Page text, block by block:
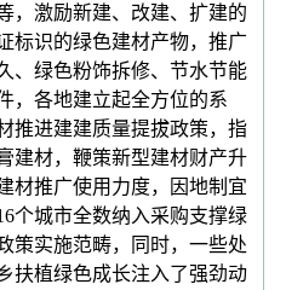
，激励新建、改建、扩建的
标识的绿色建材产物，推广
、绿色粉饰拆修、节水节能
，各地建立起全方位的系
推进建建质量提拔政策，指
建材，鞭策新型建材财产升
材推广使用力度，因地制宜
个城市全数纳入采购支撑绿
策实施范畴，同时，一些处
扶植绿色成长注入了强劲动